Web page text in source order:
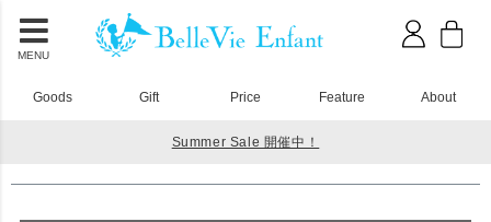
MENU
Goods Gift Price Feature About
Summer Sale 開催中！